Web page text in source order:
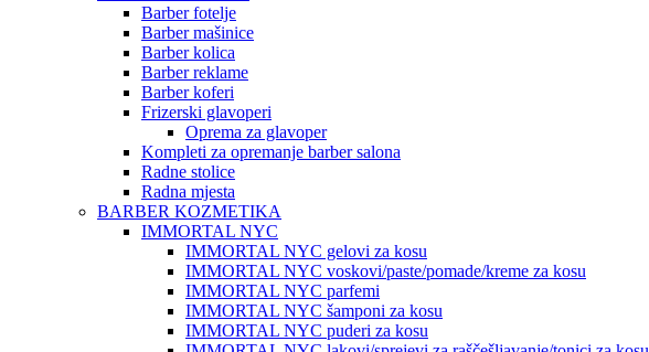
Barber fotelje
Barber mašinice
Barber kolica
Barber reklame
Barber koferi
Frizerski glavoperi
Oprema za glavoper
Kompleti za opremanje barber salona
Radne stolice
Radna mjesta
BARBER KOZMETIKA
IMMORTAL NYC
IMMORTAL NYC gelovi za kosu
IMMORTAL NYC voskovi/paste/pomade/kreme za kosu
IMMORTAL NYC parfemi
IMMORTAL NYC šamponi za kosu
IMMORTAL NYC puderi za kosu